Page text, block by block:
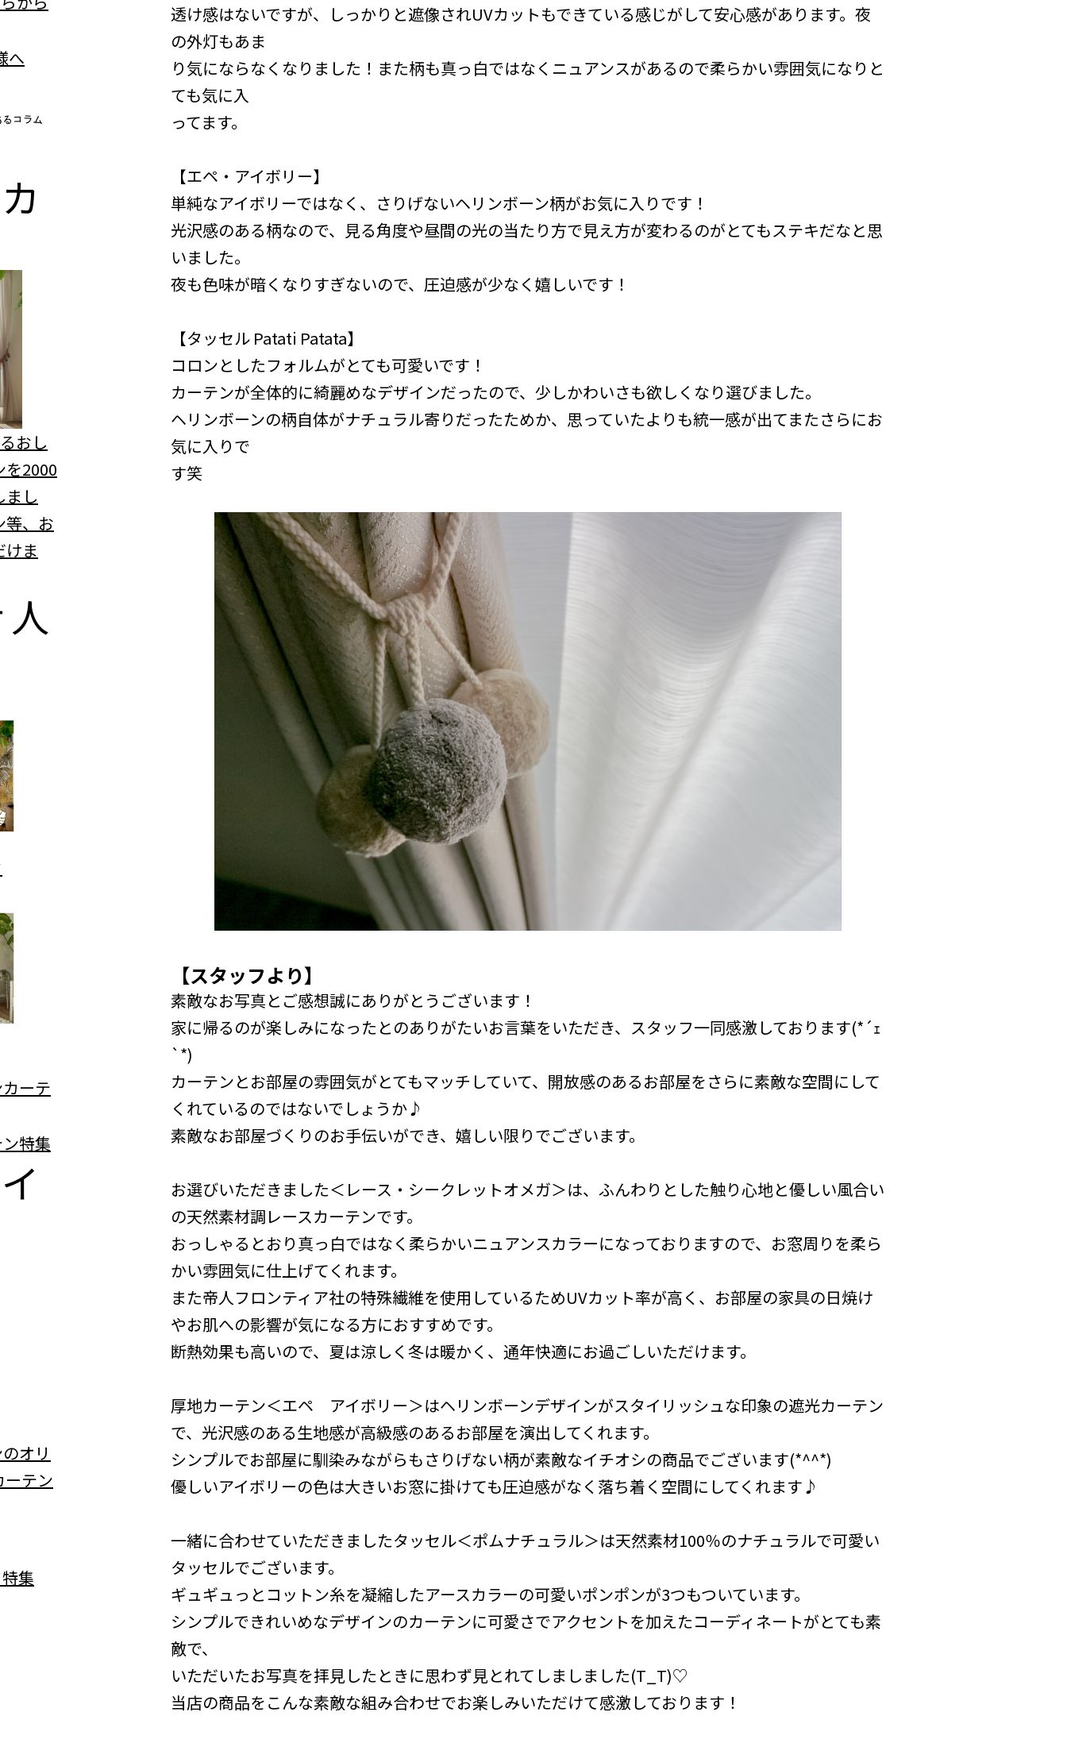
透け感はないですが、しっかりと遮像されUVカットもできている感じがして安心感があります。夜
の外灯もあま
り気にならなくなりました！また柄も真っ白ではなくニュアンスがあるので柔らかい雰囲気になりと
ても気に入
ってます。
【エペ・アイボリー】
単純なアイボリーではなく、さりげないヘリンボーン柄がお気に入りです！
光沢感のある柄なので、見る角度や昼間の光の当たり方で見え方が変わるのがとてもステキだなと思
いました。
夜も色味が暗くなりすぎないので、圧迫感が少なく嬉しいです！
【タッセル Patati Patata】
コロンとしたフォルムがとても可愛いです！
カーテンが全体的に綺麗めなデザインだったので、少しかわいさも欲しくなり選びました。
ヘリンボーンの柄自体がナチュラル寄りだったためか、思っていたよりも統一感が出てまたさらにお
気に入りで
す笑
【スタッフより】
素敵なお写真とご感想誠にありがとうございます！
家に帰るのが楽しみになったとのありがたいお言葉をいただき、スタッフ一同感激しております(*´ｪ
`*)
カーテンとお部屋の雰囲気がとてもマッチしていて、開放感のあるお部屋をさらに素敵な空間にして
くれているのではないでしょうか♪
素敵なお部屋づくりのお手伝いができ、嬉しい限りでございます。
お選びいただきました＜レース・シークレットオメガ＞は、ふんわりとした触り心地と優しい風合い
の天然素材調レースカーテンです。
おっしゃるとおり真っ白ではなく柔らかいニュアンスカラーになっておりますので、お窓周りを柔ら
かい雰囲気に仕上げてくれます。
また帝人フロンティア社の特殊繊維を使用しているためUVカット率が高く、お部屋の家具の日焼け
やお肌への影響が気になる方におすすめです。
断熱効果も高いので、夏は涼しく冬は暖かく、通年快適にお過ごしいただけます。
厚地カーテン＜エペ アイボリー＞はヘリンボーンデザインがスタイリッシュな印象の遮光カーテン
で、光沢感のある生地感が高級感のあるお部屋を演出してくれます。
シンプルでお部屋に馴染みながらもさりげない柄が素敵なイチオシの商品でございます(*^^*)
優しいアイボリーの色は大きいお窓に掛けても圧迫感がなく落ち着く空間にしてくれます♪
一緒に合わせていただきましたタッセル＜ポムナチュラル＞は天然素材100％のナチュラルで可愛い
タッセルでございます。
ギュギュっとコットン糸を凝縮したアースカラーの可愛いポンポンが3つもついています。
シンプルできれいめなデザインのカーテンに可愛さでアクセントを加えたコーディネートがとても素
敵で、
いただいたお写真を拝見したときに思わず見とれてしましました(T_T)♡
当店の商品をこんな素敵な組み合わせでお楽しみいただけて感激しております！
カ
おし
を2000
まし
等、お
けま
人